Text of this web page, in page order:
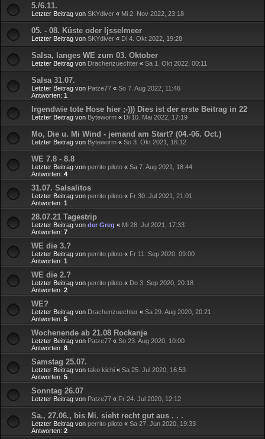
5./6.11.
Letzter Beitrag von SKYdiver « Mi 2. Nov 2022, 23:18
05. - 08. Küste oder Ijsselmeer
Letzter Beitrag von SKYdiver « Di 4. Okt 2022, 19:28
Salsa, langes WE zum 03. Oktober
Letzter Beitrag von Drachenzuechter « Sa 1. Okt 2022, 00:11
Salsa 31.07.
Letzter Beitrag von Patze77 « So 7. Aug 2022, 11:46
Antworten: 1
Irgendwie tote Hose hier ;-))) Dies ist der erste Beitrag in 22
Letzter Beitrag von Byteworm « Di 10. Mai 2022, 17:19
Mo, Die u. Mi Wind - jemand am Start? (04.-06. Oct.)
Letzter Beitrag von Byteworm « So 3. Okt 2021, 16:12
WE 7.8 - 8.8
Letzter Beitrag von perrito piloto « Sa 7. Aug 2021, 18:44
Antworten: 4
31.07. Salsalitos
Letzter Beitrag von perrito piloto « Fr 30. Jul 2021, 21:01
Antworten: 1
28.07.21 Tagestrip
Letzter Beitrag von der Greg « Mi 28. Jul 2021, 17:33
Antworten: 7
WE die 3.?
Letzter Beitrag von perrito piloto « Fr 11. Sep 2020, 09:00
Antworten: 1
WE die 2.?
Letzter Beitrag von perrito piloto « Do 3. Sep 2020, 20:18
Antworten: 2
WE?
Letzter Beitrag von Drachenzuechter « Sa 29. Aug 2020, 20:21
Antworten: 5
Wochenende ab 21.08 Rockanje
Letzter Beitrag von Patze77 « So 23. Aug 2020, 10:00
Antworten: 8
Samstag 25.07.
Letzter Beitrag von tako kichi « Sa 25. Jul 2020, 16:53
Antworten: 5
Sonntag 26.07
Letzter Beitrag von Patze77 « Fr 24. Jul 2020, 12:12
Sa., 27.06., bis Mi. sieht recht gut aus . . .
Letzter Beitrag von perrito piloto « Sa 27. Jun 2020, 19:33
Antworten: 2